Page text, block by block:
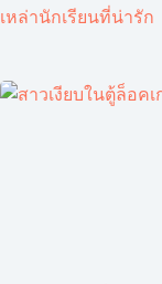
เหล่านักเรียนที่น่ารัก